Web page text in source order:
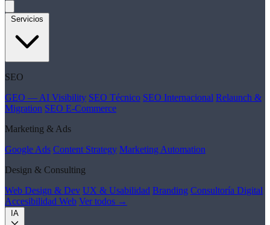
Servicios
SEO
GEO — AI Visibility SEO Técnico SEO Internacional Relaunch &
Migration SEO E-Commerce
Marketing & Ads
Google Ads Content Strategy Marketing Automation
Design & Consulting
Web Design & Dev UX & Usabilidad Branding Consultoría Digital
Accesibilidad Web Ver todos →
IA